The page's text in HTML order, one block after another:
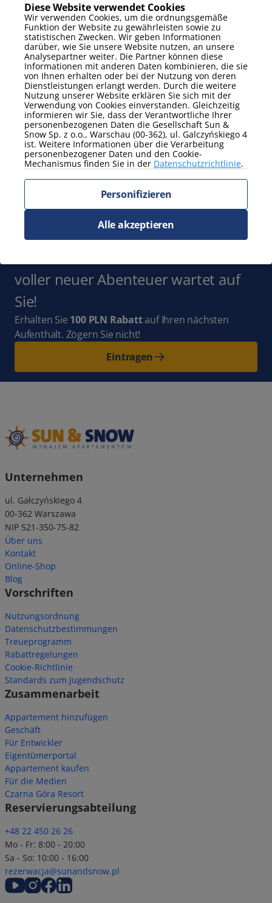
Zeig mehr
Zusatzausstattung
Kamin
Bügeleisen
Bettwäsche und Handtücher
Zeig mehr
Zusätzliche Eigenschaften
Arbeitsurlaub
Balkon / Terrasse
ohne Tiere
Zeig mehr
Abonnieren Sie
den Newsletterund bleiben Sie mit
voller neuer Abenteuer wartet auf
Sie!
Erhalten Sie 100 PLN Rabattauf Ihren nächsten
Aufenthalt. Zögern Sie nicht!
Eintragen
Unternehmen
ul. Gałczyńskiego 4
00-362 Warszawa
NIP 521-350-75-82
Über uns
Kontakt
Online-Shop
Blog
Vorschriften
Nutzungsordnung
Datenschutzbestimmungen
Treueprogramm
Rabattregelungen
Cookie-Richtlinie
Standards zum Jugendschutz
Zusammenarbeit
Appartement hinzufügen
Geschäft
Für Entwickler
Eigentümerportal
Appartement kaufen
Für die Medien
Czarna Góra Resort
Reservierungsabteilung
+48 22 450 26 26
Mo - Fr: 8:00 - 20:00
Sa - So: 10:00 - 16:00
rezerwacja@sunandsnow.pl
Diese Website verwendet Cookies
Wir verwenden Cookies, um die ordnungsgemäße
Funktion der Website zu gewährleisten sowie zu
statistischen Zwecken. Wir geben Informationen
darüber, wie Sie unsere Website nutzen, an unsere
Analysepartner weiter. Die Partner können diese
Informationen mit anderen Daten kombinieren, die sie
von Ihnen erhalten oder bei der Nutzung von deren
Dienstleistungen erlangt werden. Durch die weitere
Nutzung unserer Website erklären Sie sich mit der
Verwendung von Cookies einverstanden. Gleichzeitig
informieren wir Sie, dass der Verantwortliche Ihrer
personenbezogenen Daten die Gesellschaft Sun &
Snow Sp. z o.o., Warschau (00-362), ul. Galczyńskiego 4
ist. Weitere Informationen über die Verarbeitung
personenbezogener Daten und den Cookie-
Mechanismus finden Sie in der Datenschutzrichtlinie.
Personifizieren
Alle akzeptieren